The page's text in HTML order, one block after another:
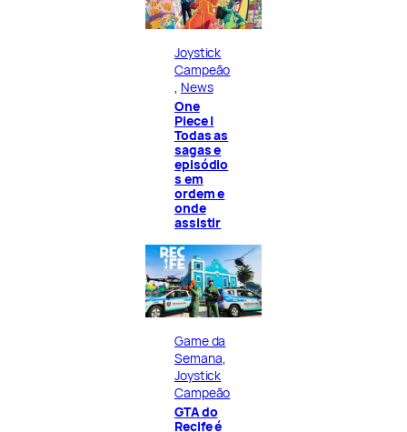
Joystick
Campeão
News
One
Piece |
Todas as
sagas e
episódio
s em
ordem e
onde
assistir
Game da
Semana
Joystick
Campeão
GTA do
Recife é